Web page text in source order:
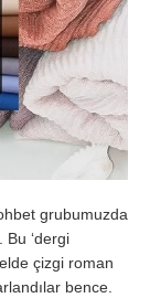
grubumuzda
‘dergi
çizgi roman
bence.